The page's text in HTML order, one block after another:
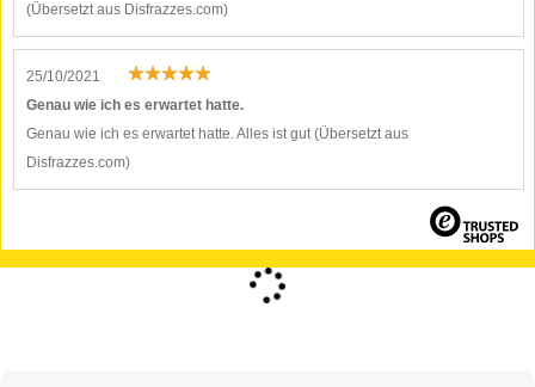
(Übersetzt aus Disfrazzes.com)
25/10/2021
Genau wie ich es erwartet hatte.
Genau wie ich es erwartet hatte. Alles ist gut (Übersetzt aus
Disfrazzes.com)